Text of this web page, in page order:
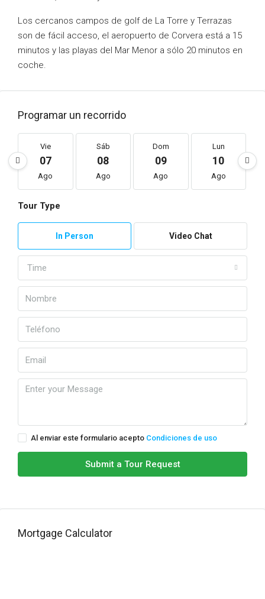
Los cercanos campos de golf de La Torre y Terrazas
son de fácil acceso, el aeropuerto de Corvera está a 15
minutos y las playas del Mar Menor a sólo 20 minutos en
coche.
Programar un recorrido
Vie
07
Ago
Sáb
08
Ago
Dom
09
Ago
Lun
10
Ago
Tour Type
In Person Video Chat
Time
Al enviar este formulario acepto Condiciones de uso
Submit a Tour Request
Mortgage Calculator